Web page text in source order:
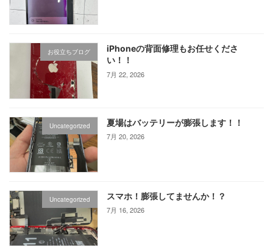
お役立ちブログ
iPhoneの背面修理もお任せくださ
い！！
7月 22, 2026
Uncategorized 夏場はバッテリーが膨張します！！
7月 20, 2026
Uncategorized スマホ！膨張してませんか！？
7月 16, 2026